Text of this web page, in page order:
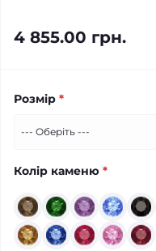
4 855.00 грн.
Розмір *
Колір каменю *